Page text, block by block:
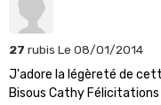
27 rubis Le 08/01/2014
J'adore la légèreté de
Bisous Cathy Félicitations